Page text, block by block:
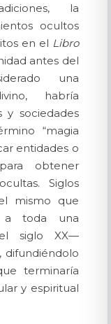
la
ocultos
en el Libro
antes del
una
habría
y sociedades
“magia
entidades o
obtener
Siglos
mismo que
a toda una
siglo XX—
difundiéndolo
terminaría
y espiritual